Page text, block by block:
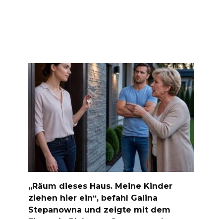
„Räum dieses Haus. Meine Kinder
ziehen hier ein“, befahl Galina
Stepanowna und zeigte mit dem